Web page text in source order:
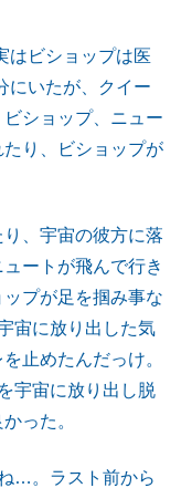
はビショップは医
にいたが、クイー
ショップ、ニュー
たり、ビショップが
、宇宙の彼方に落
ートが飛んで行き
プが足を掴み事な
宙に放り出した気
止めたんだっけ。
宇宙に放り出し脱
った。
…。ラスト前から